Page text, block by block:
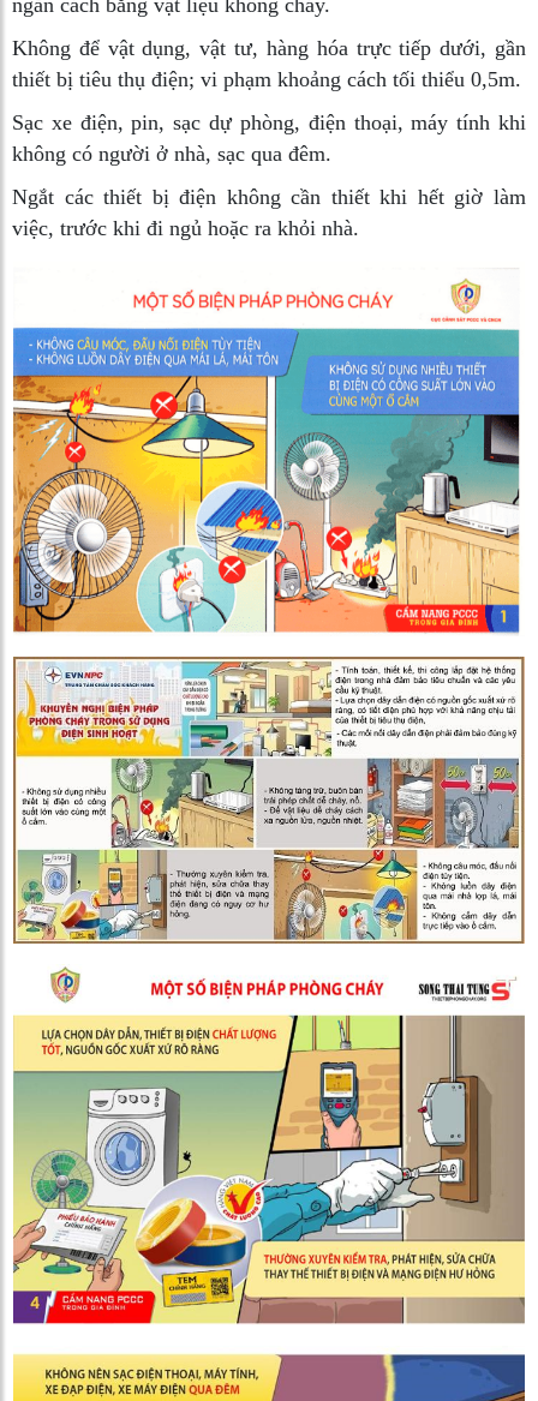
ngăn cách bằng vật liệu không cháy.
Không để vật dụng, vật tư, hàng hóa trực tiếp dưới, gần
thiết bị tiêu thụ điện; vi phạm khoảng cách tối thiểu 0,5m.
Sạc xe điện, pin, sạc dự phòng, điện thoại, máy tính khi
không có người ở nhà, sạc qua đêm.
Ngắt các thiết bị điện không cần thiết khi hết giờ làm
việc, trước khi đi ngủ hoặc ra khỏi nhà.